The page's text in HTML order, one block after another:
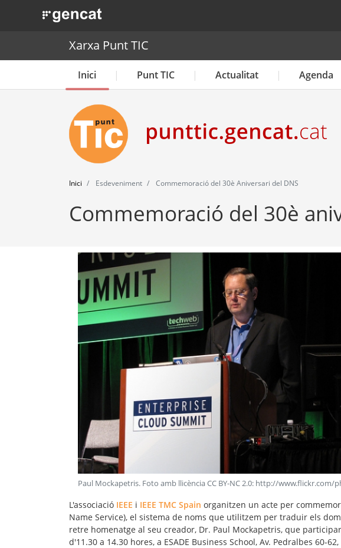
. Obre en una nova finestra.
Xarxa Punt TIC
Inici Punt TIC Actualitat Agenda
Inici Esdeveniment Commemoració del 30è Aniversari del DNS
Commemoració del 30è
Paul Mockapetris. Foto amb llicència CC BY-NC 2.0: http://
L'associació IEEE i IEEE TMC Spain organitzen un acte per
Name Service), el sistema de noms que utilitzem per traduir els
retre homenatge al seu creador, Dr. Paul Mockapetris, que
d'11.30 a 14.30 hores, a ESADE Business School, Av. Pedralbes 60-